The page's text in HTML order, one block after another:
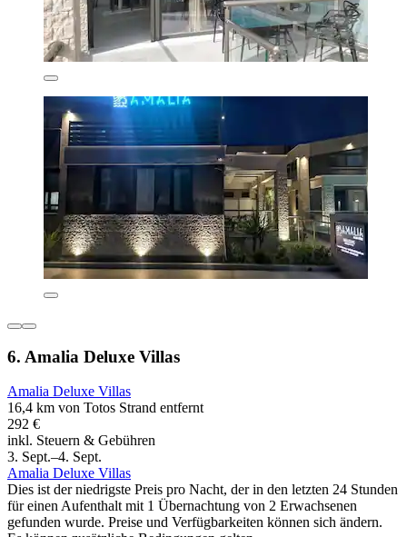
6. Amalia Deluxe Villas
Amalia Deluxe Villas
16,4 km von Totos Strand entfernt
292 €
inkl. Steuern & Gebühren
3. Sept.–4. Sept.
Amalia Deluxe Villas
Dies ist der niedrigste Preis pro Nacht, der in den letzten 24 Stunden
für einen Aufenthalt mit 1 Übernachtung von 2 Erwachsenen
gefunden wurde. Preise und Verfügbarkeiten können sich ändern.